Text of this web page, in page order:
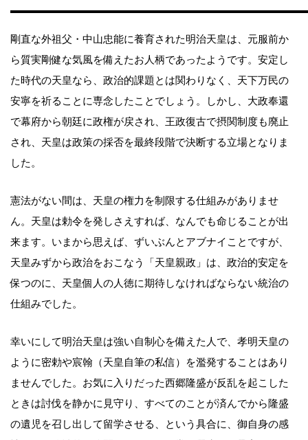
剛直な外祖父・中山忠能に養育された明治天皇は、元服前か
ら質実剛健な気風を備えたお人柄であったようです。安定し
た時代の天皇なら、政治的課題とは関わりなく、天下万民の
安寧を祈ることに専念したことでしょう。しかし、大政奉還
で幕府から朝廷に政権が戻され、王政復古で摂関制度も廃止
され、天皇は政策の採否を最終段階で決断する立場となりま
した。
憲法がない間は、天皇の権力を制限する仕組みがありませ
ん。天皇は勅令を発しさえすれば、なんでも命じることが出
来ます。いまから思えば、ずいぶんとアブナイことですが、
天皇みずから政治をおこなう「天皇親政」は、政治的安定を
保つのに、天皇個人の人徳に期待しなければならない統治の
仕組みでした。
幸いにして明治天皇は強い自制心を備えた人で、孝明天皇の
ように密勅や宸翰（天皇自筆の私信）を濫発することはあり
ませんでした。お気に入りだった西郷隆盛が反乱を起こした
ときは討伐を静かに見守り、すべてのことが済んでから隆盛
の遺児を召し出して留学させる、という具合に、御自身の感